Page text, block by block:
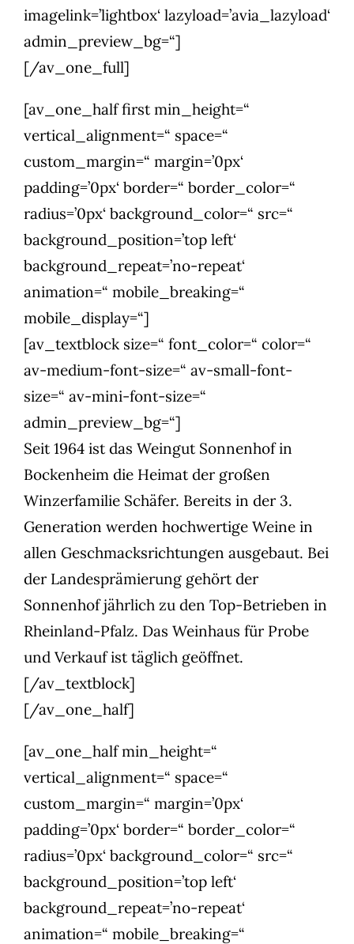
imagelink=’lightbox‘ lazyload=’avia_lazyload‘
admin_preview_bg=“]
[/av_one_full]
[av_one_half first min_height=“
vertical_alignment=“ space=“
custom_margin=“ margin=’0px‘
padding=’0px‘ border=“ border_color=“
radius=’0px‘ background_color=“ src=“
background_position=’top left‘
background_repeat=’no-repeat‘
animation=“ mobile_breaking=“
mobile_display=“]
[av_textblock size=“ font_color=“ color=“
av-medium-font-size=“ av-small-font-
size=“ av-mini-font-size=“
admin_preview_bg=“]
Seit 1964 ist das Weingut Sonnenhof in
Bockenheim die Heimat der großen
Winzerfamilie Schäfer. Bereits in der 3.
Generation werden hochwertige Weine in
allen Geschmacksrichtungen ausgebaut. Bei
der Landesprämierung gehört der
Sonnenhof jährlich zu den Top-Betrieben in
Rheinland-Pfalz. Das Weinhaus für Probe
und Verkauf ist täglich geöffnet.
[/av_textblock]
[/av_one_half]
[av_one_half min_height=“
vertical_alignment=“ space=“
custom_margin=“ margin=’0px‘
padding=’0px‘ border=“ border_color=“
radius=’0px‘ background_color=“ src=“
background_position=’top left‘
background_repeat=’no-repeat‘
animation=“ mobile_breaking=“